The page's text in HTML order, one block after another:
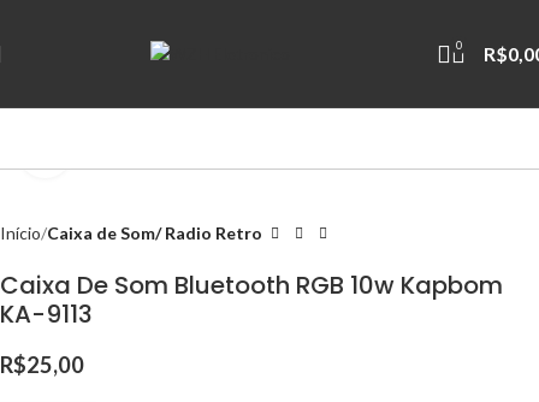
0 R$
Início Caixa de Som/ Radio Retro
Caixa De Som Bluetooth RGB 10w Kapbom
KA-9113
R$25,00